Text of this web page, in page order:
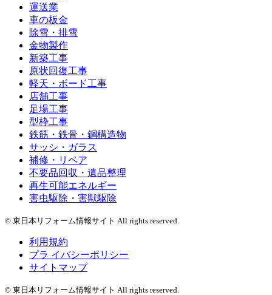
運送業
車の板金
除雪・排雪
金物製作
新築工事
原状回復工事
軽天・ボード工事
店舗工事
足場工事
型枠工事
鉄筋・鉄骨・鋼構造物
サッシ・ガラス
補修・リペア
不要品回収・遺品整理
再生可能エネルギー
害虫駆除・害獣駆除
© 東日本リフォーム情報サイト All rights reserved.
利用規約
プラ イバシーポリシー
サイトマップ
© 東日本リフォーム情報サイト All rights reserved.